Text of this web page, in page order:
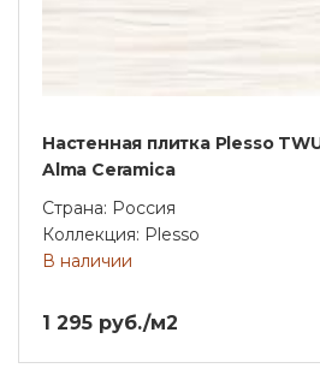
Настенная плитка Plesso
Alma Ceramica
Страна: Россия
Коллекция: Plesso
В наличии
1 295 руб./м2